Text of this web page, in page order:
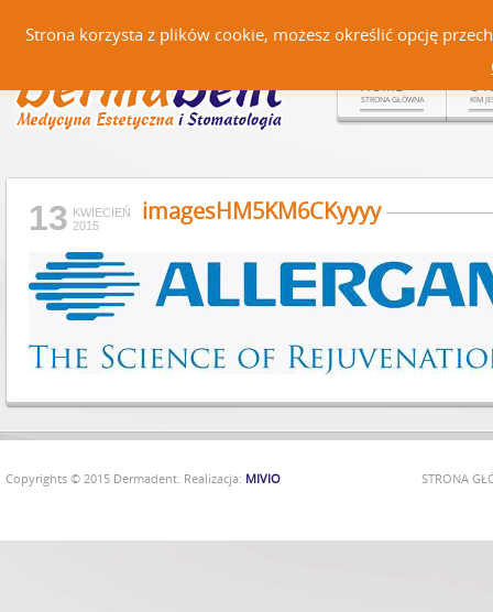
HOME
STRONA GŁÓWNA
O
KIM
13 KWIECIEŃ
2015
imagesHM5KM6CKyyyy
STRONA
Copyrights © 2015 Dermadent. Realizacja: MIVIO
Strona korzysta z plików cookie, możesz określić opcję